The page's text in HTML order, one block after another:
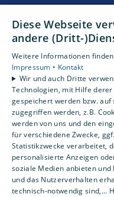
Privatkunden
Gewerbekunden
Karriere
Unternehmen
Kontakt
Um externe
benötigen
Weitere
Cookie-
Diese Webseite
andere (Dritt-
Weitere Informationen
Impressum • Kontakt
Wir und auch Dritte
Technologien, mit Hilfe
gespeichert werden bzw.
zugegriffen werden, z.B.
werden von uns und den
für verschiedene Zwecke,
Statistikzwecke verarbeitet,
personalisierte Anzeigen
soziale Medien anbieten
und das Nutzerverhalten
technisch-notwendig sind,...